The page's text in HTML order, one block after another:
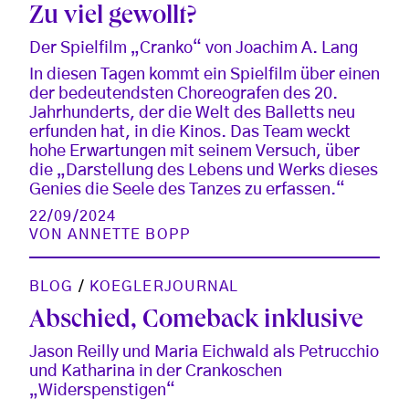
Zu viel gewollt?
Der Spielfilm „Cranko“ von Joachim A. Lang
In diesen Tagen kommt ein Spielfilm über einen
der bedeutendsten Choreografen des 20.
Jahrhunderts, der die Welt des Balletts neu
erfunden hat, in die Kinos. Das Team weckt
hohe Erwartungen mit seinem Versuch, über
die „Darstellung des Lebens und Werks dieses
Genies die Seele des Tanzes zu erfassen.“
22/09/2024
VONANNETTE BOPP
BLOG / KOEGLERJOURNAL
Abschied, Comeback inklusive
Jason Reilly und Maria Eichwald als Petrucchio
und Katharina in der Crankoschen
„Widerspenstigen“